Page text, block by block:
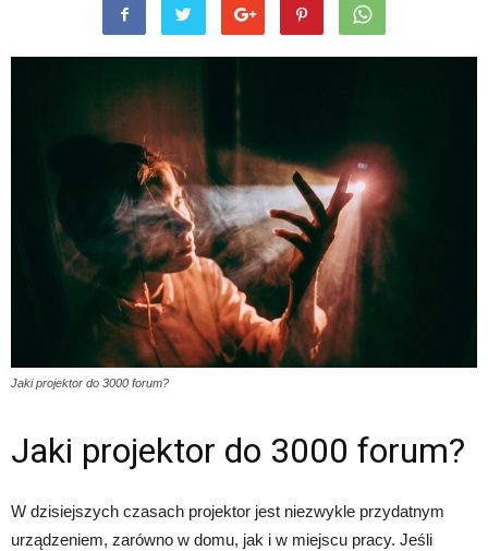
Jaki projektor do 3000 forum?
Jaki projektor do 3000 forum?
W dzisiejszych czasach projektor jest niezwykle przydatnym
urządzeniem, zarówno w domu, jak i w miejscu pracy. Jeśli